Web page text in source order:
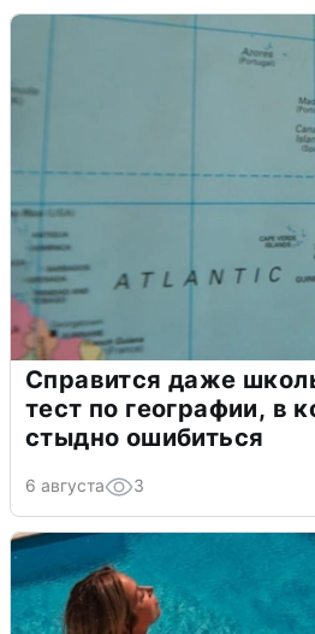
Справится даже
тест по географии, в
стыдно ошибиться
6 августа 3